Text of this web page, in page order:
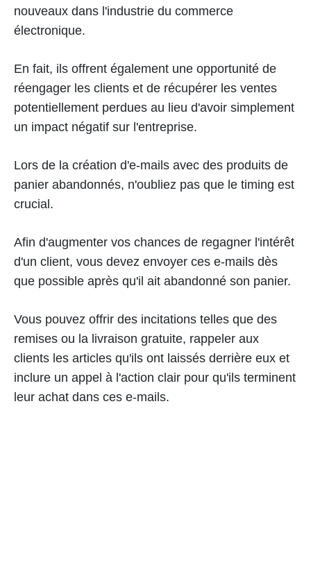
nouveaux dans l'industrie du commerce
électronique.
En fait, ils offrent également une opportunité de
réengager les clients et de récupérer les ventes
potentiellement perdues au lieu d'avoir simplement
un impact négatif sur l'entreprise.
Lors de la création d'e-mails avec des produits de
panier abandonnés, n'oubliez pas que le timing est
crucial.
Afin d'augmenter vos chances de regagner l'intérêt
d'un client, vous devez envoyer ces e-mails dès
que possible après qu'il ait abandonné son panier.
Vous pouvez offrir des incitations telles que des
remises ou la livraison gratuite, rappeler aux
clients les articles qu'ils ont laissés derrière eux et
inclure un appel à l'action clair pour qu'ils terminent
leur achat dans ces e-mails.